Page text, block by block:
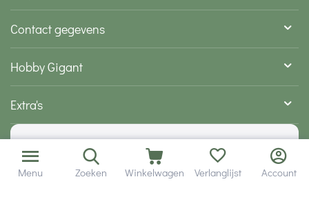
Contact gegevens
Hobby Gigant
Extra's
Wij zijn bereikbaar via
Menu Zoeken Winkelwagen Verlanglijst Account